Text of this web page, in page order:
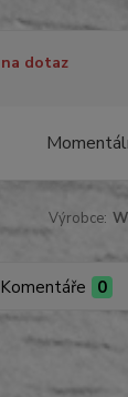
na dotaz
Výrobce:
Komentáře 0